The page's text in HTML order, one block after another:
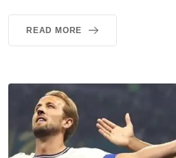
READ MORE